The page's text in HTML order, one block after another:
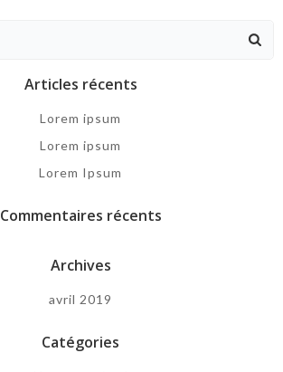
Articles récents
Lorem ipsum
Lorem ipsum
Lorem Ipsum
Commentaires récents
Archives
avril 2019
Catégories